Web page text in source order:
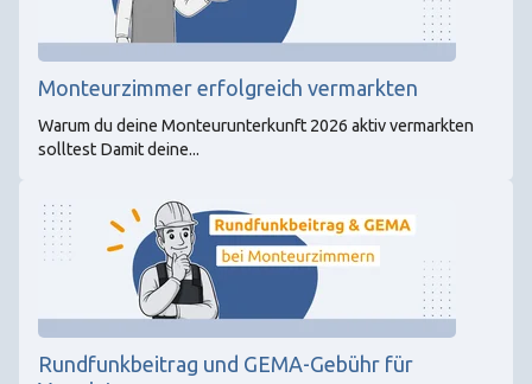
Monteurzimmer erfolgreich vermarkten
Warum du deine Monteurunterkunft 2026 aktiv vermarkten
solltest Damit deine...
Rundfunkbeitrag und GEMA-Gebühr für